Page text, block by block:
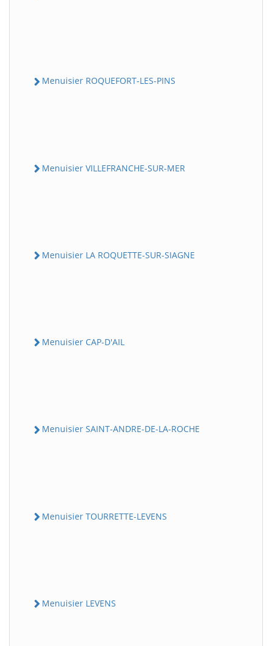
Menuisier ROQUEFORT-LES-PINS
Menuisier VILLEFRANCHE-SUR-MER
Menuisier LA ROQUETTE-SUR-SIAGNE
Menuisier CAP-D'AIL
Menuisier SAINT-ANDRE-DE-LA-ROCHE
Menuisier TOURRETTE-LEVENS
Menuisier LEVENS